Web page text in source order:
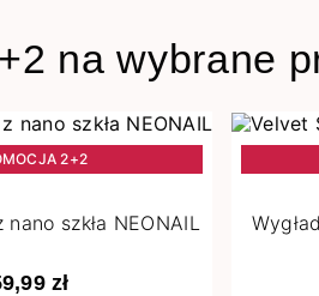
na wybrane
2+2
szkła NEONAIL
zł